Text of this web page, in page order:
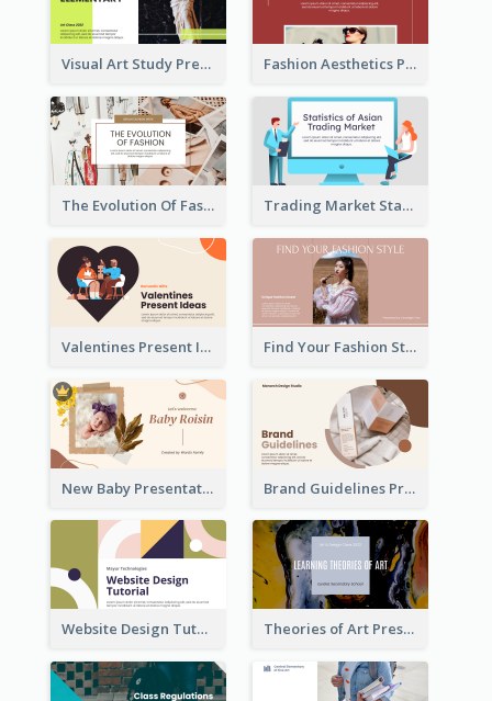
Visual Art Study Presentation Fashion Aesthetics Presentation
The Evolution Of Fashion Presentation Trading Market Statistics Presentation
Valentines Present Ideas Presentation Find Your Fashion Style Presentation
New Baby Presentation Brand Guidelines Presentation
Website Design Tutorial Presentation Theories of Art Presentation